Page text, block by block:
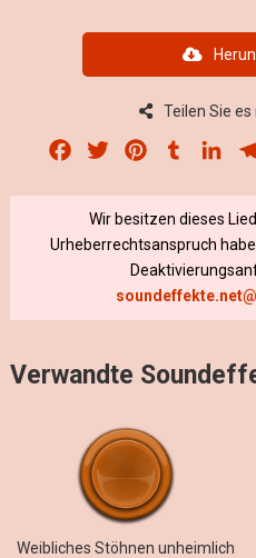
Teilen Sie
Facebook
Twitter PinterestTumblr
Wir besitzen dieses
Urheberrechtsanspruch
Verwandte
Weibliches Stöhnen unheimlich